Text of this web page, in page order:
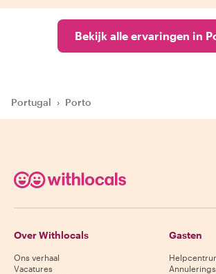
Bekijk alle ervaringen in
Portugal › Porto
Over Withlocals
Ons verhaal
Vacatures
Gasten